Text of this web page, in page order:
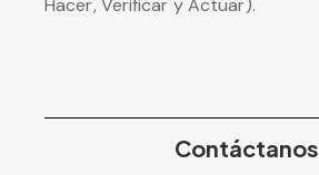
Hacer, Verificar y Actuar).
Contáctanos